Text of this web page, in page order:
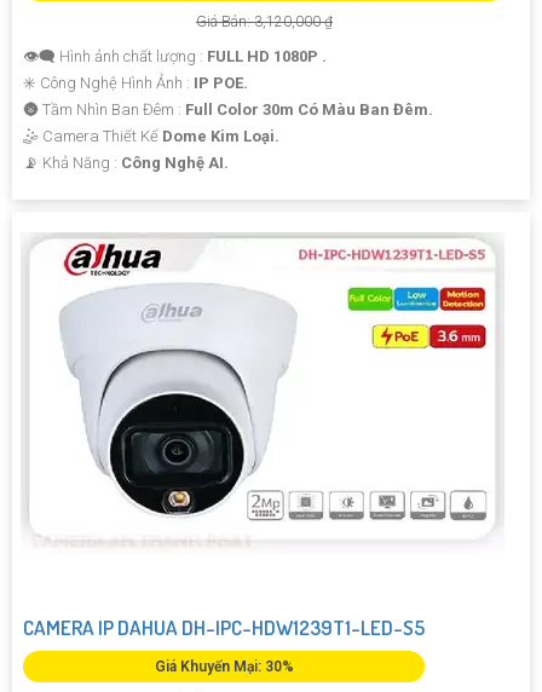
Giá Bán: 3,120,000 ₫
👁️‍🗨 Hình ảnh chất lượng : FULL HD 1080P .
✳️ Công Nghệ Hình Ảnh : IP POE.
🌚 Tầm Nhìn Ban Đêm : Full Color 30m Có Màu Ban Đêm.
🤹 Camera Thiết Kế Dome Kim Loại.
️📡 Khả Năng : Công Nghệ AI.
CAMERA IP DAHUA DH-IPC-HDW1239T1-LED-S5
Giá Khuyến Mại: 30%